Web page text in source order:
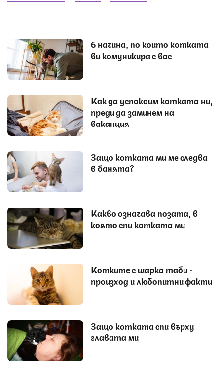
6 начина, по които котката
ви комуникира с вас
Как да успокоим котката ни,
преди да заминем на
ваканция
Защо котката ми ме следва
в банята?
Какво означава позата, в
която спи котката ми
Котките с шарка таби -
произход и любопитни факти
Защо котката спи върху
главата ми